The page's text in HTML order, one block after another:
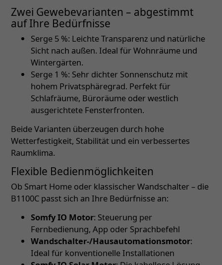
Zwei Gewebevarianten – abgestimmt
auf Ihre Bedürfnisse
Serge 5 %: Leichte Transparenz und natürliche
Sicht nach außen. Ideal für Wohnräume und
Wintergärten.
Serge 1 %: Sehr dichter Sonnenschutz mit
hohem Privatsphäregrad. Perfekt für
Schlafräume, Büroräume oder westlich
ausgerichtete Fensterfronten.
Beide Varianten überzeugen durch hohe
Wetterfestigkeit, Stabilität und ein verbessertes
Raumklima.
Flexible Bedienmöglichkeiten
Ob Smart Home oder klassischer Wandschalter – die
B1100C passt sich an Ihre Bedürfnisse an:
Somfy IO Motor: Steuerung per
Fernbedienung, App oder Sprachbefehl
Wandschalter-/Hausautomationsmotor:
Ideal für konventionelle Installationen